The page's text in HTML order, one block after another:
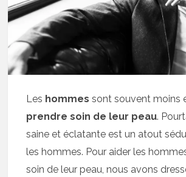
Les hommes sont souvent moins
prendre soin de leur peau.
saine et éclatante est un atout
les hommes. Pour aider les
soin de leur peau, nous avons